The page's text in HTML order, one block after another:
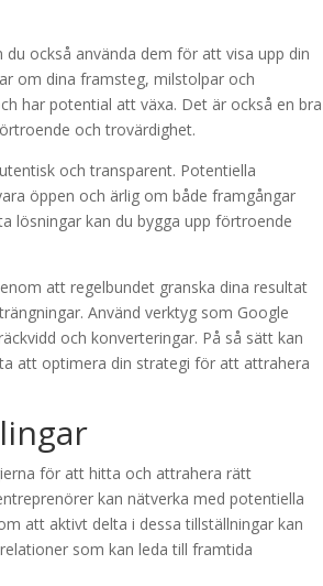
också använda dem för att visa upp din
om dina framsteg, milstolpar och
har potential att växa. Det är också en bra
och trovärdighet.
och transparent. Potentiella
öppen och ärlig om både framgångar
lösningar kan du bygga upp förtroende
att regelbundet granska dina resultat
Använd verktyg som Google
och konverteringar. På så sätt kan
att optimera din strategi för att attrahera
för att hitta och attrahera rätt
kan nätverka med potentiella
att aktivt delta i dessa tillställningar kan
som kan leda till framtida